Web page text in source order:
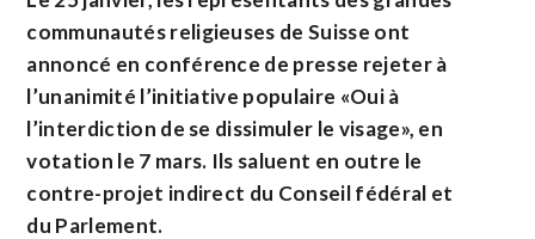
communautés religieuses de Suisse ont
annoncé en conférence de presse rejeter à
l’unanimité l’initiative populaire «Oui à
l’interdiction de se dissimuler le visage», en
votation le 7 mars. Ils saluent en outre le
contre-projet indirect du Conseil fédéral et
du Parlement.